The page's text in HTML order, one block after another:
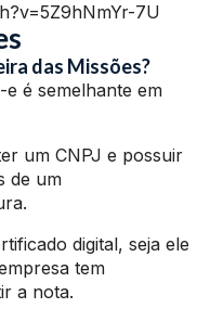
7U
das Missões?
é semelhante em
um CNPJ e possuir
de um
digital, seja ele
tem
a nota.